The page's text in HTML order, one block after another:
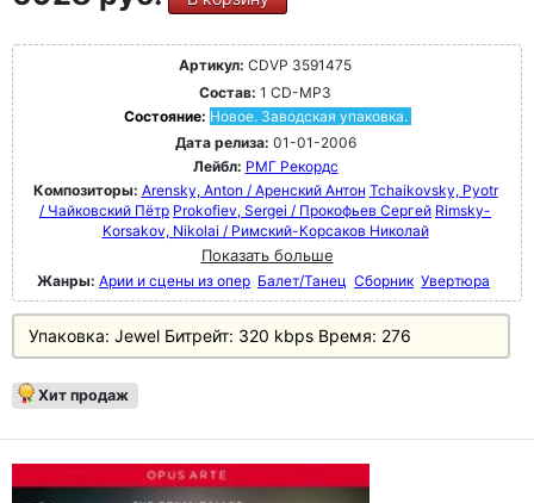
Артикул: CDVP 3591475
Состав: 1 CD-MP3
Состояние: Новое. Заводская упаковка.
Дата релиза: 01-01-2006
Лейбл: РМГ Рекордс
Композиторы: Arensky, Anton / Аренский Антон Tchaikovsky, Pyotr
/ Чайковский Пётр Prokofiev, Sergei / Прокофьев Сергей Rimsky-
Korsakov, Nikolai / Римский-Корсаков Николай
Показать больше
Жанры: Арии и сцены из опер Балет/Танец Сборник Увертюра
Упаковка: Jewel Битpeйт: 320 kbps Bpeмя: 276
Хит продаж